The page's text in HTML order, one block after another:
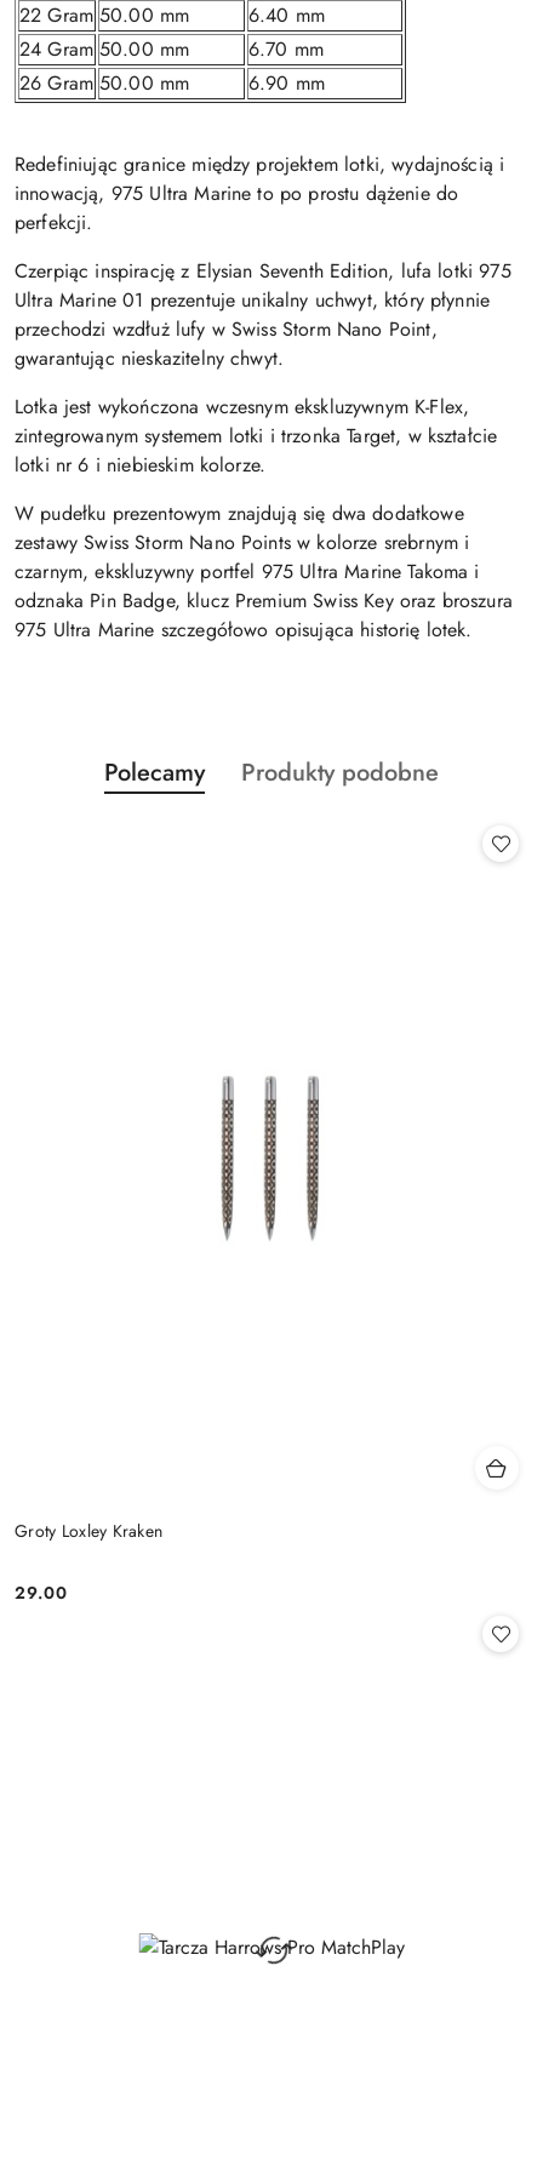
22 Gram 50.00 mm
6.40 mm
24 Gram 50.00 mm
6.70 mm
26 Gram 50.00 mm 6.90 mm
Redefiniując granice między projektem lotki, wydajnością i
innowacją, 975 Ultra Marine to po prostu dążenie do
perfekcji.
Czerpiąc inspirację z Elysian Seventh Edition, lufa lotki 975
Ultra Marine 01 prezentuje unikalny uchwyt, który płynnie
przechodzi wzdłuż lufy w Swiss Storm Nano Point,
gwarantując nieskazitelny chwyt.
Lotka jest wykończona wczesnym ekskluzywnym K-Flex,
zintegrowanym systemem lotki i trzonka Target, w kształcie
lotki nr 6 i niebieskim kolorze.
W pudełku prezentowym znajdują się dwa dodatkowe
zestawy Swiss Storm Nano Points w kolorze srebrnym i
czarnym, ekskluzywny portfel 975 Ultra Marine Takoma i
odznaka Pin Badge, klucz Premium Swiss Key oraz broszura
975 Ultra Marine szczegółowo opisująca historię lotek.
Pomiń karuzelę produktów
Produkty
o
Polecamy
Produkty
Produkty podobne
Groty Loxley Kraken
Cena:
29.00